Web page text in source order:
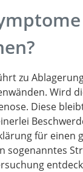
trial
year stroke
A multicentre
zu
Wird
Diese
für einen
sogenanntes